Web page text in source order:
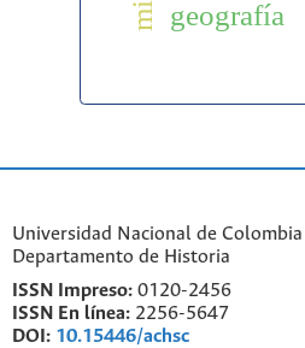
geografía
Universidad Nacional de
Departamento de Historia
ISSN Impreso: 0120-2456
ISSN En línea: 2256-5647
DOI: 10.15446/achsc